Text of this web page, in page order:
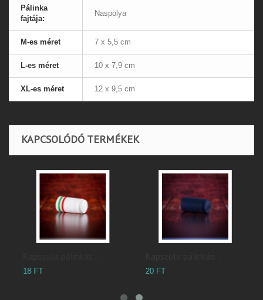
Pálinka
fajtája:
Naspolya
M-es méret 7 x 5,5 cm
L-es méret 10 x 7,9 cm
XL-es méret 12 x 9,5 cm
KAPCSOLÓDÓ TERMÉKEK
20 FT 18 FT